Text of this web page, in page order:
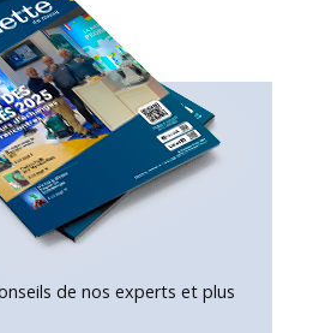
de nos experts et plus